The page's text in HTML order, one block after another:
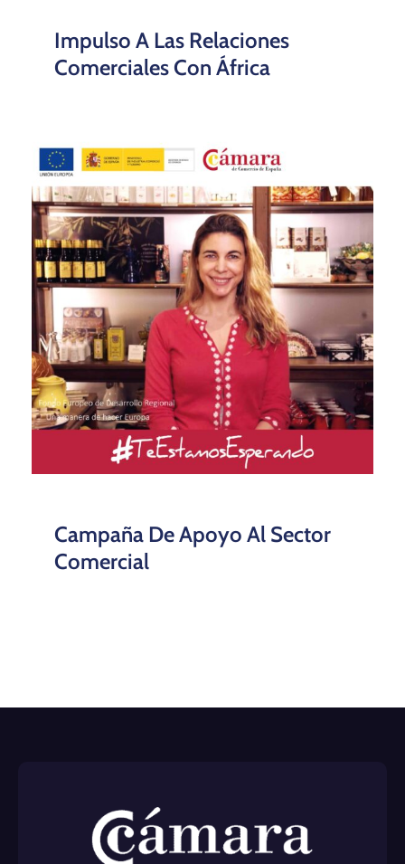
Impulso A Las Relaciones
Comerciales Con África
Campaña De Apoyo Al Sector
Comercial